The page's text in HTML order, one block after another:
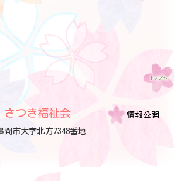
つき福祉会
間市大字北方7348番地
情報公開